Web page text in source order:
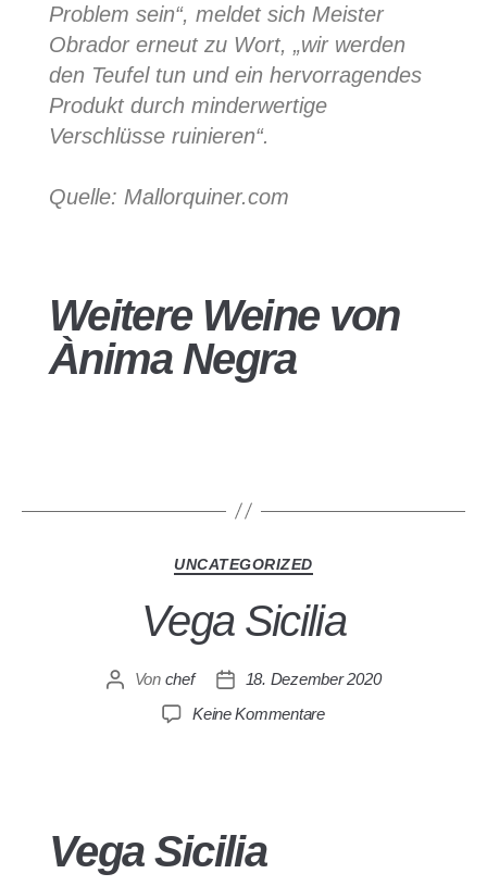
Problem sein“, meldet sich Meister
Obrador erneut zu Wort, „wir werden
den Teufel tun und ein hervorragendes
Produkt durch minderwertige
Verschlüsse ruinieren“.
Quelle: Mallorquiner.com
Weitere Weine von
Ànima Negra
UNCATEGORIZED
Vega Sicilia
Von chef
18. Dezember 2020
Keine Kommentare
Vega Sicilia